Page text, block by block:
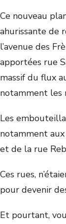
Ce nouveau
ahurissante de
l’avenue des
apportées rue
massif du flux
notamment les
Les
notamment
et de la rue
Ces rues,
pour devenir
Et pourtant,